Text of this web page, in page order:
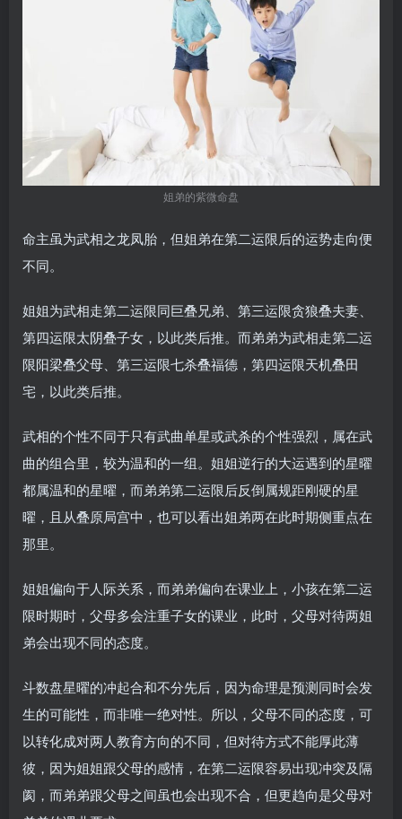
姐弟的紫微命盘
命主虽为武相之龙凤胎，但姐弟在第二运限后的运势走向便
不同。
姐姐为武相走第二运限同巨叠兄弟、第三运限贪狼叠夫妻、
第四运限太阴叠子女，以此类后推。而弟弟为武相走第二运
限阳梁叠父母、第三运限七杀叠福德，第四运限天机叠田
宅，以此类后推。
武相的个性不同于只有武曲单星或武杀的个性强烈，属在武
曲的组合里，较为温和的一组。姐姐逆行的大运遇到的星曜
都属温和的星曜，而弟弟第二运限后反倒属规距刚硬的星
曜，且从叠原局宫中，也可以看出姐弟两在此时期侧重点在
那里。
姐姐偏向于人际关系，而弟弟偏向在课业上，小孩在第二运
限时期时，父母多会注重子女的课业，此时，父母对待两姐
弟会出现不同的态度。
斗数盘星曜的冲起合和不分先后，因为命理是预测同时会发
生的可能性，而非唯一绝对性。所以，父母不同的态度，可
以转化成对两人教育方向的不同，但对待方式不能厚此薄
彼，因为姐姐跟父母的感情，在第二运限容易出现冲突及隔
阂，而弟弟跟父母之间虽也会出现不合，但更趋向是父母对